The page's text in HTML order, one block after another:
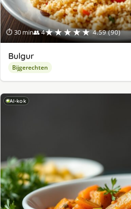
⏱ 30 min👥 4★★★★★ 4.59 (90)
Bulgur
Bijgerechten
AI-kok